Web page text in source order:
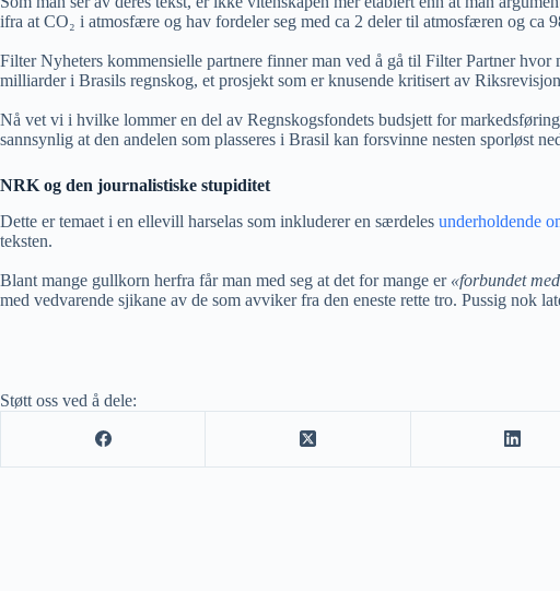
ifra at CO₂ i atmosfære og hav fordeler seg med ca 2 deler til atmosfæren og ca
Filter Nyheters kommensielle partnere finner man ved å gå til Filter Partner hvor
milliarder i Brasils regnskog, et prosjekt som er knusende kritisert av
Nå vet vi i hvilke lommer en del av Regnskogsfondets budsjett for
sannsynlig at den andelen som plasseres i Brasil kan forsvinne nesten sporløst
NRK og den journalistiske stupiditet
Dette er temaet i en ellevill harselas som inkluderer en særdeles underholdende
teksten.
Blant mange gullkorn herfra får man med seg at det for mange er «forbundet
med vedvarende sjikane av de som avviker fra den eneste rette tro. Pussig nok
Støtt oss ved å dele: